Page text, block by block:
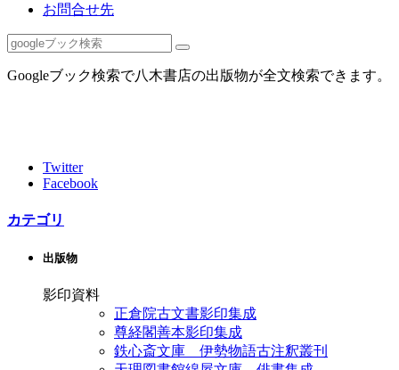
お問合せ先
Googleブック検索で八木書店の出版物が全文検索できます。
Twitter
Facebook
カテゴリ
出版物
影印資料
正倉院古文書影印集成
尊経閣善本影印集成
鉄心斎文庫 伊勢物語古注釈叢刊